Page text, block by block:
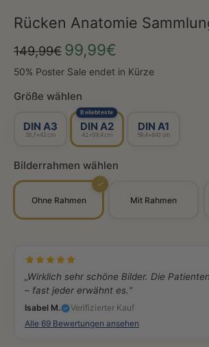
Rücken Anatomie
149,99€ 99,99€
50% Poster Sale endet in Kürze
Größe wählen
DIN A3
29,7×42 cm
Beliebteste
DIN A2
42×59,4 cm
DIN A1
59,4×84,1 cm
Bilderrahmen wählen
Ohne Rahmen
✓
Mit Rahmen
„Wirklich sehr schöne Bilder. Die
– fast jeder erwähnt es.“
Isabel M.
Verifizierter Kauf
Alle 69 Bewertungen ansehen